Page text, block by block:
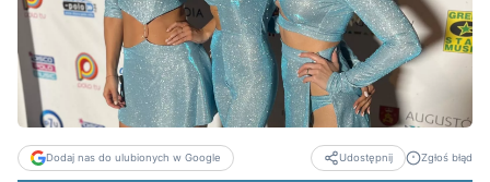
Dodaj nas do ulubionych w Google Udostępnij Zgłoś błąd